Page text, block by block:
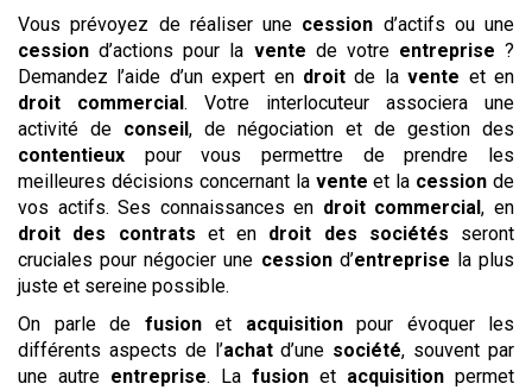
Vous prévoyez de réaliser une cession d’actifs ou une
cession d’actions pour la vente de votre entreprise ?
Demandez l’aide d’un expert en droit de lavente et en
droit commercial . Votre interlocuteur associera une
activité de conseil , de négociation et de gestion des
contentieux pour vous permettre de prendre les
meilleures décisions concernant la vente et la cession de
vos actifs. Ses connaissances en droit commercial, en
droit des contrats et en droit des sociétés seront
cruciales pour négocier une cessiond’entreprise la plus
juste et sereine possible.
On parle de fusionet acquisitionpour évoquer les
différents aspects de l’achatd’une société, souvent par
une autre entreprise. La fusion et acquisition permet